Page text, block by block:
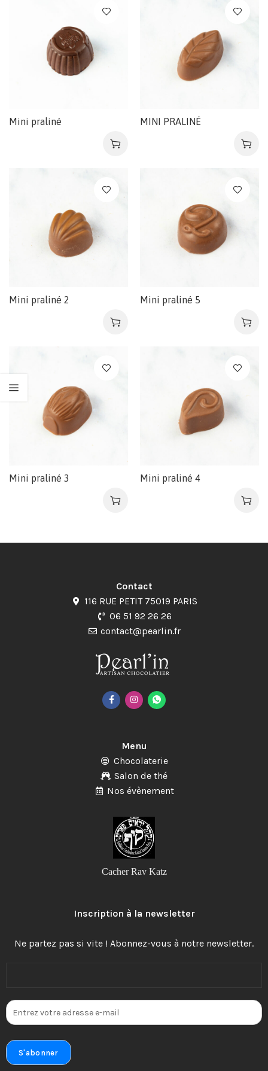
Mini praliné MINI PRALINÉ
Mini praliné 2 Mini praliné 5
Mini praliné 3 Mini praliné 4
Contact
116 RUE PETIT 75019 PARIS
06 51 92 26 26
contact@pearlin.fr
Menu
Chocolaterie
Salon de thé
Nos évènement
Cacher Rav Katz
Inscription à la newsletter
Ne partez pas si vite ! Abonnez-vous à notre newsletter.